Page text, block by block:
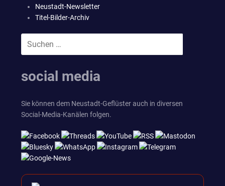
Neustadt-Newsletter
Titel-Bilder-Archiv
nach:
social media
Sie können dem Neustadt-Geflüster auch in diversen
Social-Media-Kanälen folgen.